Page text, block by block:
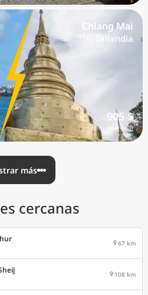
Chiang Mai
🇹🇭 Tailandia
905 $
/mes (nómada)
más
cercanas
67 km
108 km